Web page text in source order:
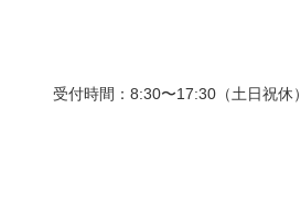
受付時間：8:30〜17:30（土日祝休）